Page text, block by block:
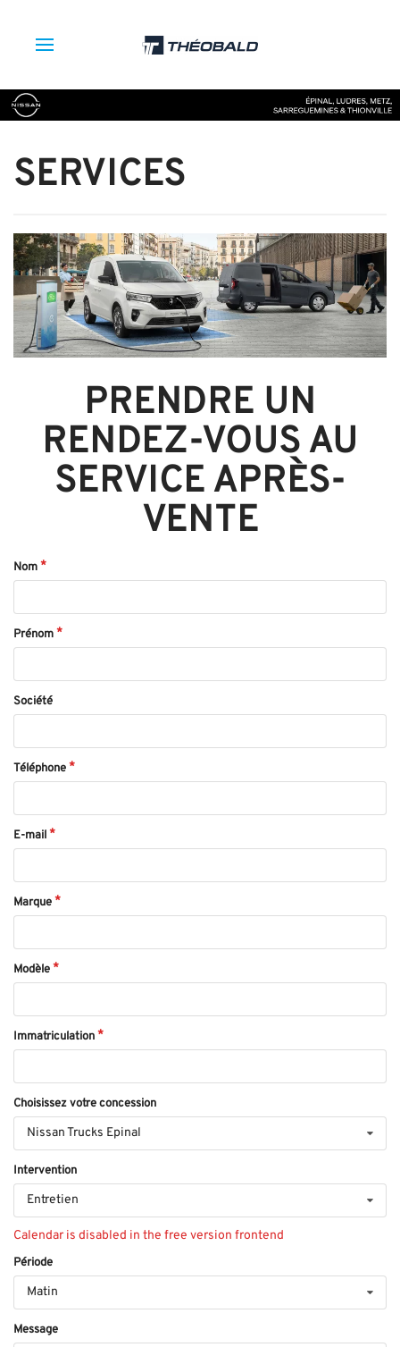
SERVICES
PRENDRE UN
RENDEZ-VOUS AU
SERVICE APRÈS-
VENTE
Nom
Prénom
Société
Téléphone
E-mail
Marque
Modèle
Immatriculation
Choisissez votre concession
Nissan Trucks Epinal
Intervention
Entretien
Calendar is disabled in the free version frontend
Période
Matin
Message